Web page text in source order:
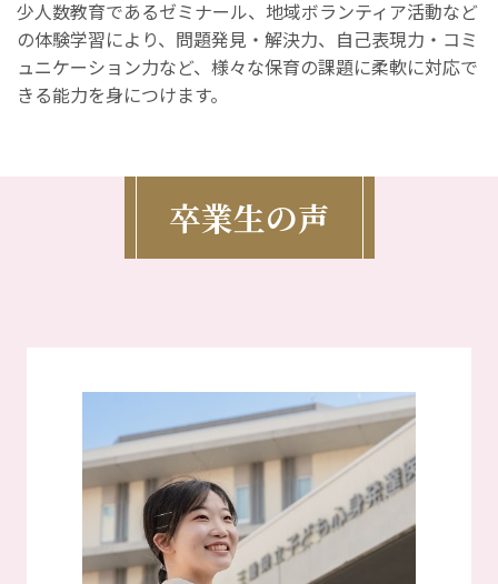
少人数教育であるゼミナール、地域ボランティア活動など
の体験学習により、問題発見・解決力、自己表現力・コミ
ュニケーション力など、様々な保育の課題に柔軟に対応で
きる能力を身につけます。
卒業生の声